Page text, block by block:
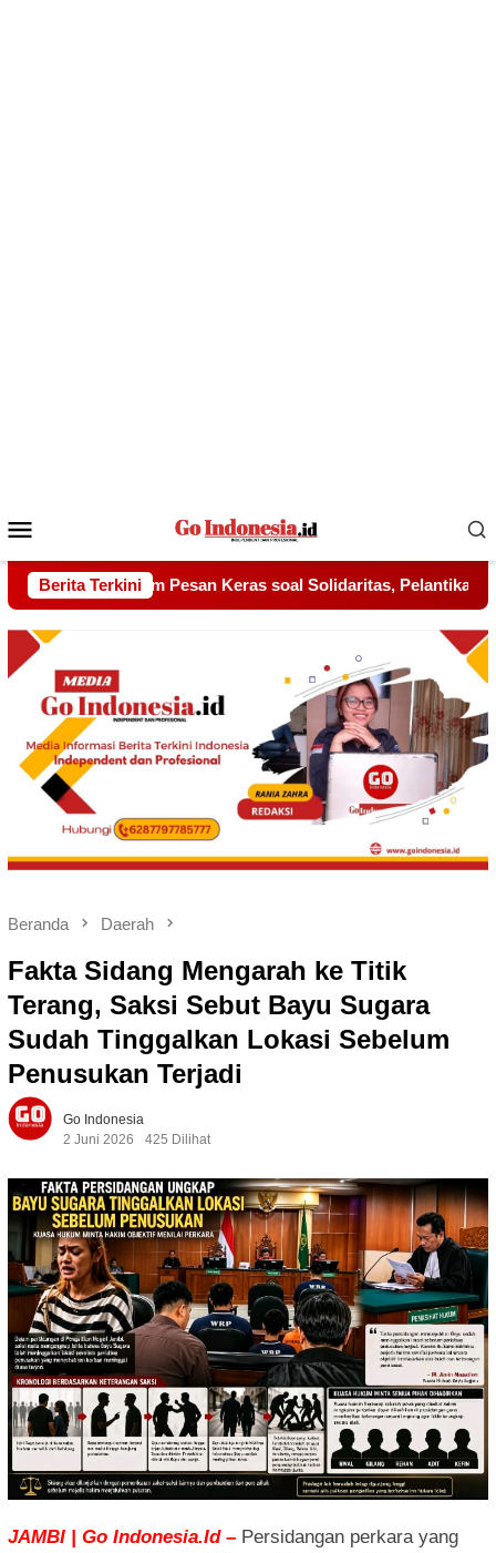
Mobile
Berita Terkini
Pelantikan Sambang Gagak Hitam Jadi Sinyal
Beranda Daerah
Fakta Sidang Mengarah ke Titik
Terang, Saksi Sebut Bayu Sugara
Sudah Tinggalkan Lokasi Sebelum
Penusukan Terjadi
Go Indonesia
2 Juni 2026
425 Dilihat
JAMBI | Go Indonesia.Id – Persidangan perkara yang